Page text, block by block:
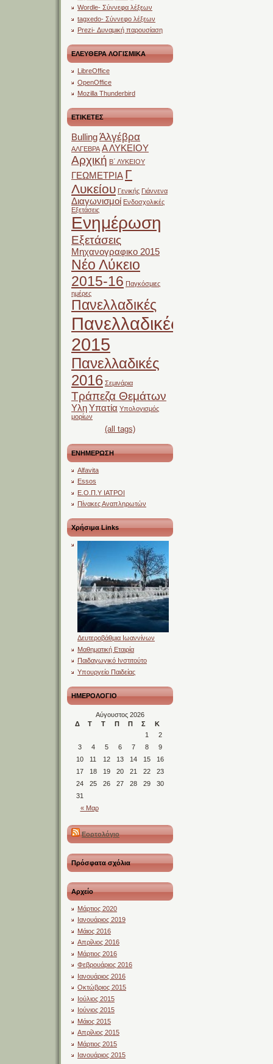
Wordle- Σύννεφα λέξεων
tagxedo- Σύννεφο λέξεων
Prezi- Δυναμική παρουσίαση
ΕΛΕΥΘΕΡΑ ΛΟΓΙΣΜΙΚΑ
LibreOffice
OpenOffice
Mozilla Thunderbird
ΕΤΙΚΕΤΕΣ
BullingΆλγέβρα
ΑΛΓΕΒΡΑ Α ΛΥΚΕΙΟΥ
Αρχική Β΄ ΛΥΚΕΙΟΥ
ΓΕΩΜΕΤΡΙΑ Γ
Λυκείου Γενικής Γιάννενα
Διαγωνισμοί Ενδοσχολικές
Εξετάσεις
Ενημέρωση
Εξετάσεις
Μηχανογραφικο 2015
Νέο Λύκειο
2015-16 Παγκόσμιες
ημέρες
Πανελλαδικές
Πανελλαδικές
2015
Πανελλαδικές
2016 Σεμινάρια
Τράπεζα Θεμάτων
ΥληΥπατία Υπολογισμός
μορίων
(all tags)
ΕΝΗΜΕΡΩΣΗ
Alfavita
Essos
Ε.Ο.Π.Υ ΙΑΤΡΟΙ
Πίνακες Αναπληρωτών
Χρήσιμα Links
Δευτεροβάθμια Ιωαννίνων
Μαθηματική Εταιρία
Παιδαγωγικό Ινστιτούτο
Υπουργείο Παιδείας
ΗΜΕΡΟΛΟΓΙΟ
Αύγουστος 2026
Δ
Τ Τ Π Π Σ Κ
« Μαρ
1
2
3
4 5 6 7 8
9
10
11 12 13 14 15
16
17
18 19 20 21 22
23
24
25 26 27 28 29
30
31
Εορτολόγιο
Πρόσφατα σχόλια
Αρχείο
Μάρτιος 2020
Ιανουάριος 2019
Μάιος 2016
Απρίλιος 2016
Μάρτιος 2016
Φεβρουάριος 2016
Ιανουάριος 2016
Οκτώβριος 2015
Ιούλιος 2015
Ιούνιος 2015
Μάιος 2015
Απρίλιος 2015
Μάρτιος 2015
Ιανουάριος 2015